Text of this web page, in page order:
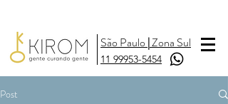
São Paulo |Zona Sul
11 99953-5454
Post